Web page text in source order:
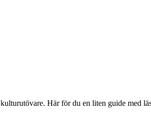
Här för du en liten guide med